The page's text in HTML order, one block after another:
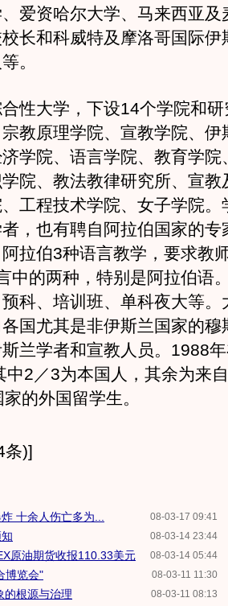
爱资哈尔大学、马来西亚及
长和科威特及摩洛哥国际伊
。
大学，下设14个学院和研
教原理学院、宣教学院、伊
学院、语言学院、教育学院
院、教法教律研究所、宣教
工程技术学院、女子学院。
，也有聘自阿拉伯国家的专
拉伯3种语言教学，要求教
中的两种，特别是阿拉伯语
科、培训班、单科夜大等。
国尤其是非伊斯兰国家的穆
兰学者和宣教人员。1988
中2／3为本国人，其余为来
的外国留学生。
条)]
08-03-17 09:41
十余人伤亡多为...
08-03-14 23:44
08-03-14 05:44
原油期货收报110.33美元
08-03-11 11:30
博览会"
08-03-11 08:13
的根源与治理